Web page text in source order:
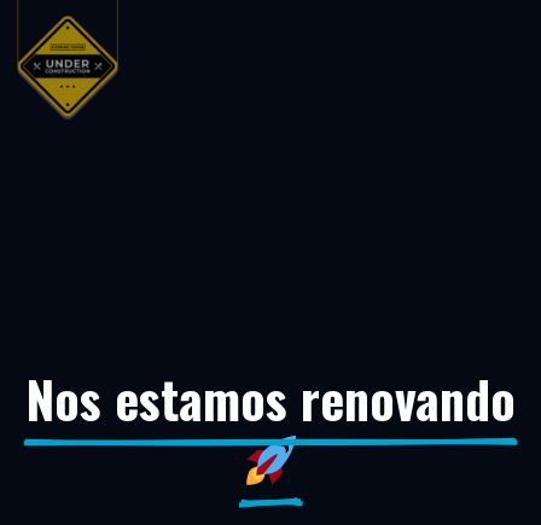
Nos estamos renovando